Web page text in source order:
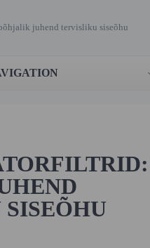
juhend tervisliku siseõhu